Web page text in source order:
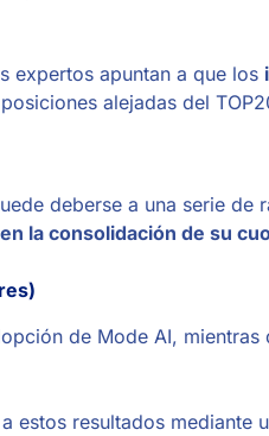
expertos apuntan a que los
alejadas del
deberse a una serie de
la consolidación de su
de Mode AI, mientras
resultados mediante